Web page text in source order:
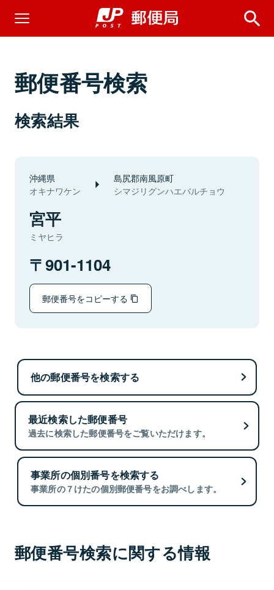
郵便番号検索
検索結果
沖縄県
オキナワケン
島尻郡南風原町
シマジリグンハエバルチョウ
宮平
ミヤヒラ
901-1104
郵便番号をコピーする
他の郵便番号を検索する
最近検索した郵便番号
過去に検索した郵便番号をご覧いただけます。
事業所の個別番号を検索する
事業所の７けたの個別郵便番号をお調べします。
郵便番号検索に関する情報